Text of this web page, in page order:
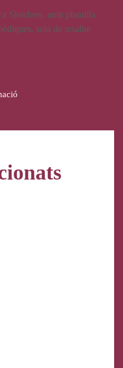
Skechers, amb plantilla
sola de resalite